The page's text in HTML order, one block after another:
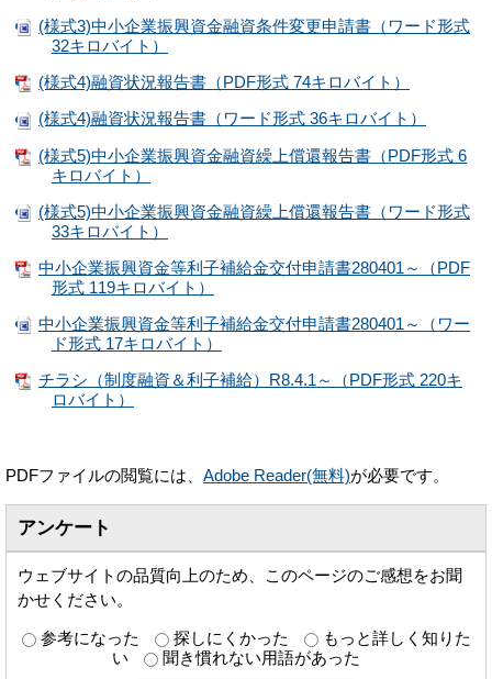
(様式3)中小企業振興資金融資条件変更申請書（ワード形式
32キロバイト）
(様式4)融資状況報告書（PDF形式 74キロバイト）
(様式4)融資状況報告書（ワード形式 36キロバイト）
(様式5)中小企業振興資金融資繰上償還報告書（PDF形式 6
キロバイト）
(様式5)中小企業振興資金融資繰上償還報告書（ワード形式
33キロバイト）
中小企業振興資金等利子補給金交付申請書280401～（PDF
形式 119キロバイト）
中小企業振興資金等利子補給金交付申請書280401～（ワー
ド形式 17キロバイト）
チラシ（制度融資＆利子補給）R8.4.1～（PDF形式 220キ
ロバイト）
PDFファイルの閲覧には、 Adobe Reader(無料)が必要です。
アンケート
ウェブサイトの品質向上のため、このページのご感想をお聞
かせください。
参考になった 探しにくかった
もっと詳しく知りた
い
聞き慣れない用語があった